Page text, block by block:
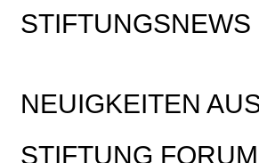
STIFTUNGSNEWS
NEUIGKEITEN
STIFTUNG